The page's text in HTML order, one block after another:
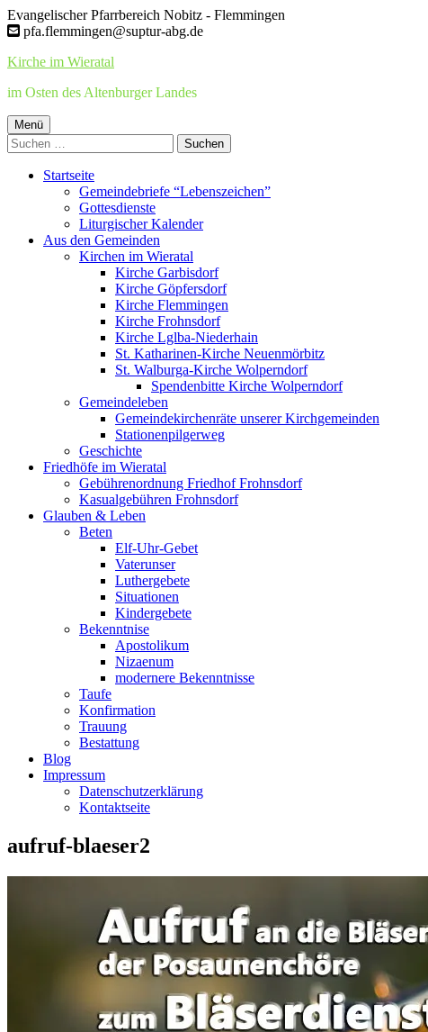
Springe
zum
Evangelischer Pfarrbereich Nobitz - Flemmingen
pfa.flemmingen@suptur-abg.de
Kirche im Wieratal
im Osten des Altenburger Landes
Primäres
Menü
Menü
Suchen
nach:
Startseite
Gemeindebriefe “Lebenszeichen”
Gottesdienste
Liturgischer Kalender
Aus den Gemeinden
Kirchen im Wieratal
Kirche Garbisdorf
Kirche Göpfersdorf
Kirche Flemmingen
Kirche Frohnsdorf
Kirche Lglba-Niederhain
St. Katharinen-Kirche Neuenmörbitz
St. Walburga-Kirche Wolperndorf
Spendenbitte Kirche Wolperndorf
Gemeindeleben
Gemeindekirchenräte unserer Kirchgemeinden
Stationenpilgerweg
Geschichte
Friedhöfe im Wieratal
Gebührenordnung Friedhof Frohnsdorf
Kasualgebühren Frohnsdorf
Glauben & Leben
Beten
Elf-Uhr-Gebet
Vaterunser
Luthergebete
Situationen
Kindergebete
Bekenntnise
Apostolikum
Nizaenum
modernere Bekenntnisse
Taufe
Konfirmation
Trauung
Bestattung
Blog
Impressum
Datenschutzerklärung
Kontaktseite
aufruf-blaeser2